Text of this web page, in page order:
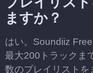
ますか？
はい。Soundiiz
最大200トラックま
数のプレイリストを